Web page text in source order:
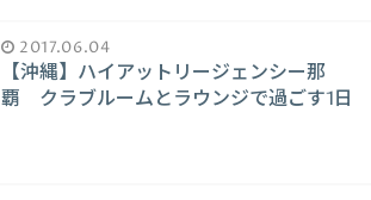
2017.06.04
【沖縄】ハイアットリージェンシー那
覇 クラブルームとラウンジで過ごす1日